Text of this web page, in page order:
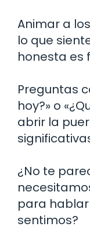
Animar a
lo que
honesta es
Preguntas
hoy?» o
abrir la
¿No te
para
sentimos?